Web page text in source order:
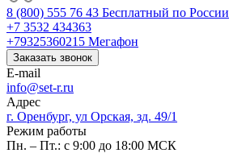
8 (800) 555 76 43 Бесплатный по России
+7 3532 434363
+79325360215 Мегафон
Заказать звонок
E-mail
info@set-r.ru
Адрес
г. Оренбург, ул Орская, зд. 49/1
Режим работы
Пн. – Пт.: с 9:00 до 18:00 МСК